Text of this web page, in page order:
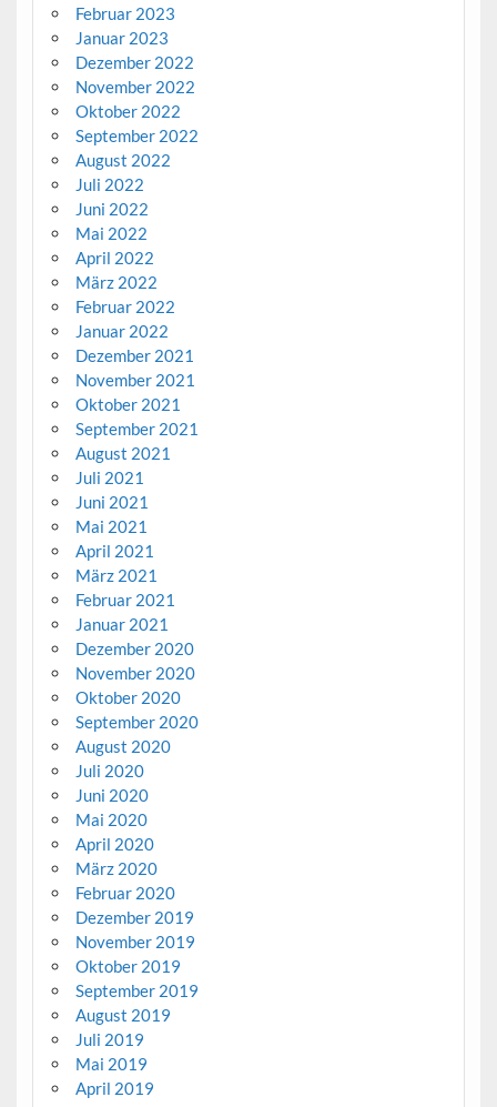
Februar 2023
Januar 2023
Dezember 2022
November 2022
Oktober 2022
September 2022
August 2022
Juli 2022
Juni 2022
Mai 2022
April 2022
März 2022
Februar 2022
Januar 2022
Dezember 2021
November 2021
Oktober 2021
September 2021
August 2021
Juli 2021
Juni 2021
Mai 2021
April 2021
März 2021
Februar 2021
Januar 2021
Dezember 2020
November 2020
Oktober 2020
September 2020
August 2020
Juli 2020
Juni 2020
Mai 2020
April 2020
März 2020
Februar 2020
Dezember 2019
November 2019
Oktober 2019
September 2019
August 2019
Juli 2019
Mai 2019
April 2019